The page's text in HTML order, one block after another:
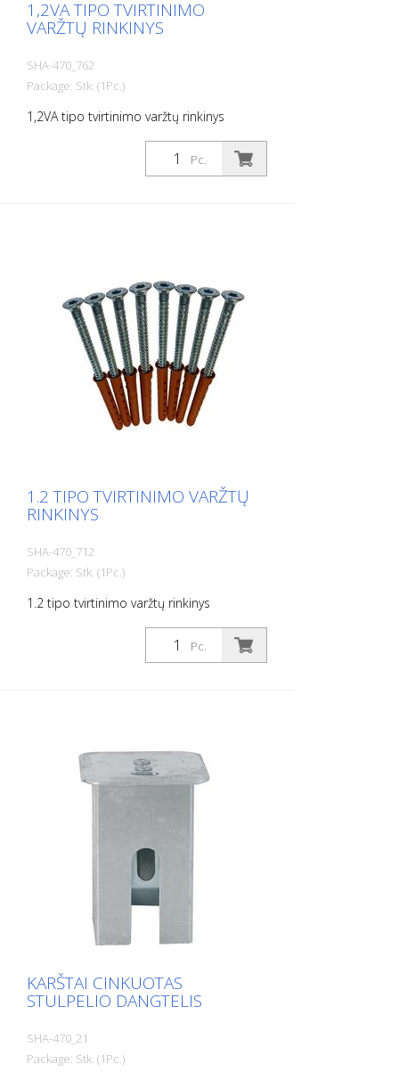
1,2VA TIPO TVIRTINIMO
VARŽTŲ RINKINYS
SHA-470_762
Package: Stk. (1Pc.)
1,2VA tipo tvirtinimo varžtų rinkinys
Pc.
1.2 TIPO TVIRTINIMO VARŽTŲ
RINKINYS
SHA-470_712
Package: Stk. (1Pc.)
1.2 tipo tvirtinimo varžtų rinkinys
Pc.
KARŠTAI CINKUOTAS
STULPELIO DANGTELIS
SHA-470_21
Package: Stk. (1Pc.)